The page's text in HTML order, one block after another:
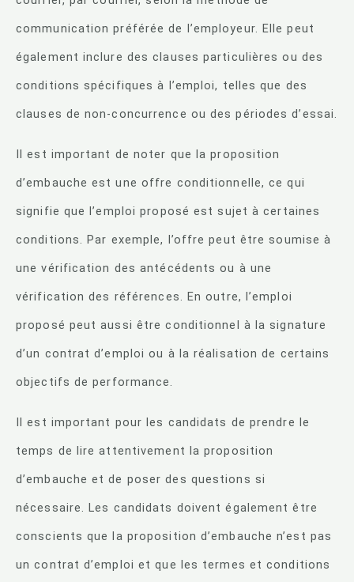
communication préférée de l’employeur. Elle peut
également inclure des clauses particulières ou des
conditions spécifiques à l’emploi, telles que des
clauses de non-concurrence ou des périodes d’essai.
Il est important de noter que la proposition
d’embauche est une offre conditionnelle, ce qui
signifie que l’emploi proposé est sujet à certaines
conditions. Par exemple, l’offre peut être soumise à
une vérification des antécédents ou à une
vérification des références. En outre, l’emploi
proposé peut aussi être conditionnel à la signature
d’un contrat d’emploi ou à la réalisation de certains
objectifs de performance.
Il est important pour les candidats de prendre le
temps de lire attentivement la proposition
d’embauche et de poser des questions si
nécessaire. Les candidats doivent également être
conscients que la proposition d’embauche n’est pas
un contrat d’emploi et que les termes et conditions